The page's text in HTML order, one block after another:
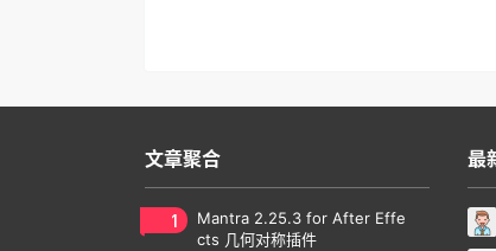
文章聚合
1
Mantra 2.25.3 for After Effe
cts 几何对称插件
最